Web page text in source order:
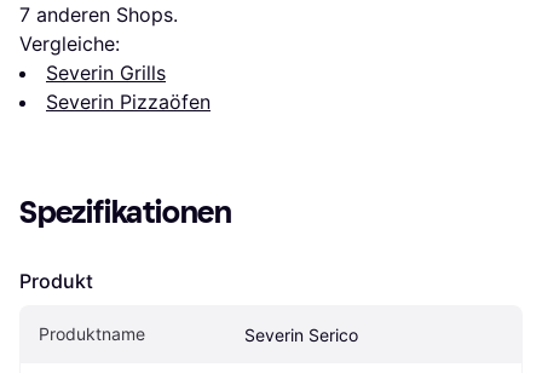
7 anderen Shops.
Vergleiche:
Severin Grills
Severin Pizzaöfen
Spezifikationen
Produkt
Produktname Severin Serico